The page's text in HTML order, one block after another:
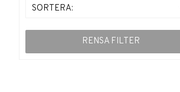
SORTERA:
RENSA FILTER